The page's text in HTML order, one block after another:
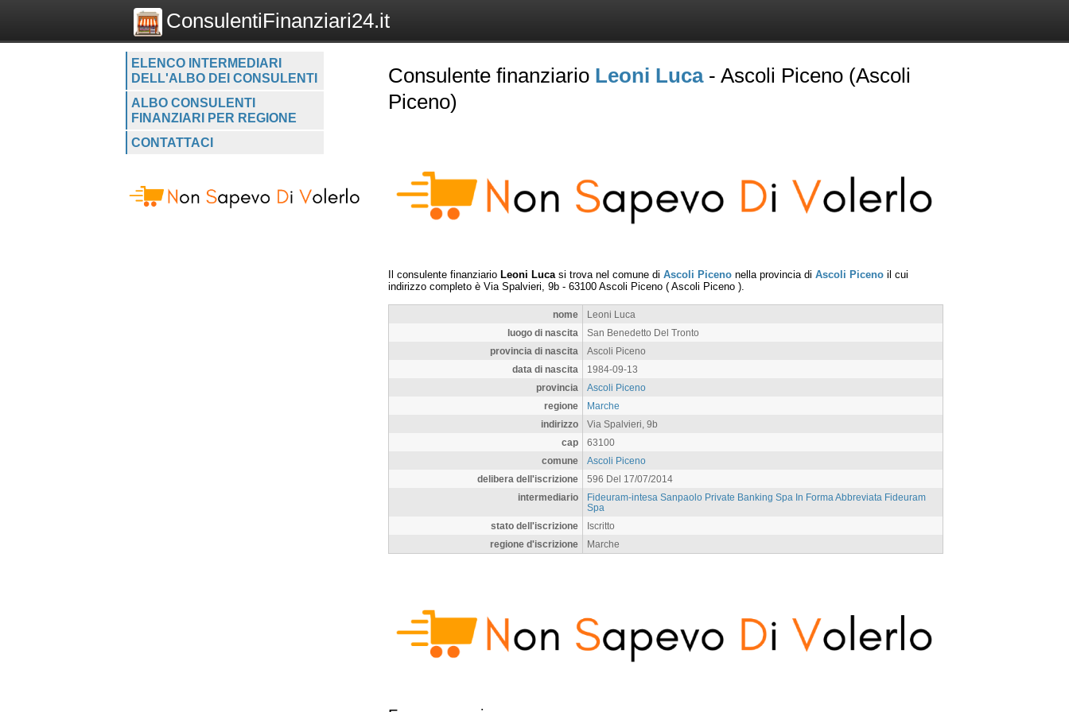
ConsulentiFinanziari24.it
ELENCO INTERMEDIARI
DELL'ALBO DEI CONSULENTI
ALBO CONSULENTI
FINANZIARI PER REGIONE
CONTATTACI
Consulente finanziario Leoni Luca- Ascoli Piceno (Ascoli
Piceno)
Il consulente finanziario Leoni Luca si trova nel comune di Ascoli Piceno nella provincia di Ascoli Piceno il cui
indirizzo completo è Via Spalvieri, 9b - 63100 Ascoli Piceno ( Ascoli Piceno ).
nome
Leoni Luca
luogo di nascita
San Benedetto Del Tronto
provincia di nascita
Ascoli Piceno
data di nascita
1984-09-13
provincia
Ascoli Piceno
regione
Marche
indirizzo
Via Spalvieri, 9b
cap
63100
comune
Ascoli Piceno
delibera dell'iscrizione
596 Del 17/07/2014
intermediario
Fideuram-intesa Sanpaolo Private Banking Spa In Forma Abbreviata Fideuram
Spa
stato dell'iscrizione
Iscritto
regione d'iscrizione
Marche